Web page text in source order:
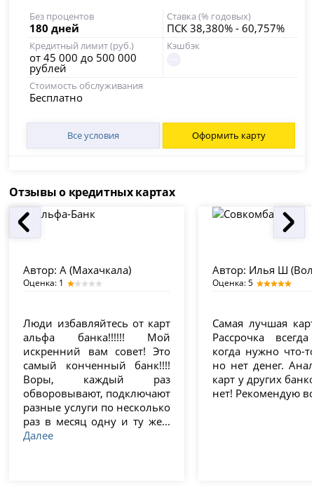
Без процентов
180 дней
Ставка (% годовых)
ПСК 38,380% - 60,757%
Кредитный лимит (руб.)
от 45 000 до 500 000
рублей
Кэшбэк
Стоимость обслуживания
Бесплатно
Все условия Оформить карту
Отзывы о кредитных картах
Автор: А (Махачкала)
Оценка: 1
Люди избавляйтесь от карт
альфа банка!!!!!! Мой
искренний вам совет! Это
самый конченный банк!!!!
Воры, каждый раз
обворовывают, подключают
разные услуги по несколько
раз в месяц одну и ту же...
Далее
Автор: Илья Ш
Оценка: 5
Самая лучшая
Рассрочка всегда
когда нужно что-
но нет денег.
карт у других
нет! Рекомендую